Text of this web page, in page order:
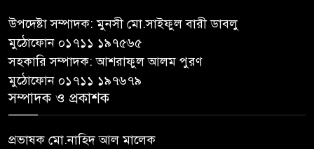
উপদেষ্টা সম্পাদক: মুনসী মো.সাইফুল বারী ডাবলু
মুঠোফোন ০১৭১১ ১৯৭৫৬৫
সহকারি সম্পাদক: আশরাফুল আলম পুরণ
মুঠোফোন ০১৭১১ ১৯৭৬৭৯
সম্পাদক ও প্রকাশক
প্রভাষক মো.নাহিদ আল মালেক